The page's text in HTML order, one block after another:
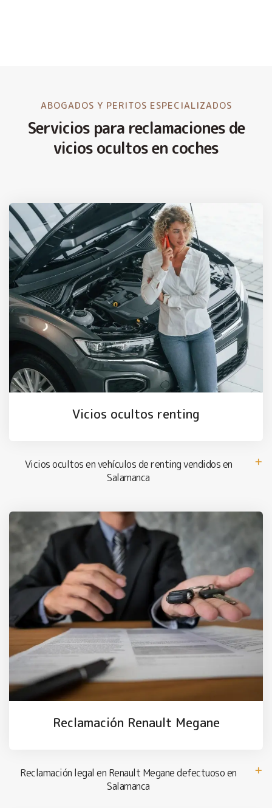
ABOGADOS Y PERITOS ESPECIALIZADOS
Servicios para reclamaciones de
vicios ocultos en coches
Vicios ocultos renting
Vicios ocultos en vehículos de renting vendidos en
Salamanca
Reclamación Renault Megane
Reclamación legal en Renault Megane defectuoso en
Salamanca